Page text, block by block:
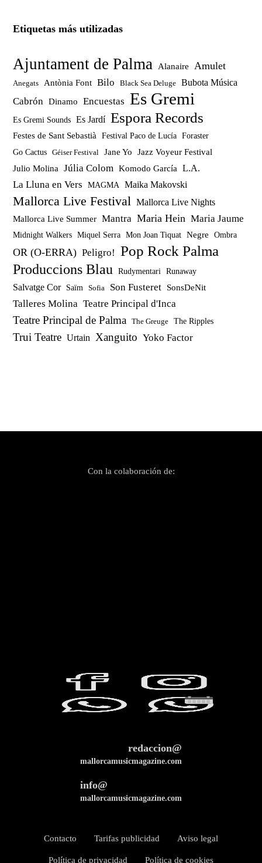
Etiquetas más utilizadas
Ajuntament de Palma Alanaire Amulet
Anegats Antònia Font Bilo Black Sea Deluge Bubota Música
Cabrón Dinamo Encuestas Es Gremi
Es Gremi Sounds Es Jardí Espora Records
Festes de Sant Sebastià Festival Paco de Lucía Foraster
Go Cactus Géiser Festival Jane Yo
Jazz Voyeur Festival
Julio Molina
Júlia Colom Komodo García L.A.
La Lluna en Vers MAGMA Maika Makovski
Mallorca Live Festival Mallorca Live Nights
Mallorca Live Summer Mantra Maria Hein Maria Jaume
Midnight Walkers Miquel Serra Mon Joan Tiquat Negre Ombra
OR (O-ERRA) Peligro!
Pop Rock Palma
Produccions Blau
Rudymentari Runaway
Salvatge Cor Saïm Sofia Son Fusteret SonsDeNit
Talleres Molina Teatre Principal d'Inca
Teatre Principal de Palma The Greuge The Ripples
Trui Teatre Urtain Xanguito Yoko Factor
Con la colaboración de:
redaccion@
mallorcamusicmagazine.com
info@
mallorcamusicmagazine.com
Contacto Tarifas publicidad Aviso legal
Política de privacidad Política de cookies